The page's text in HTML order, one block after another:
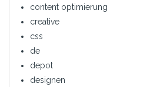
content optimierung
creative
css
de
depot
designen